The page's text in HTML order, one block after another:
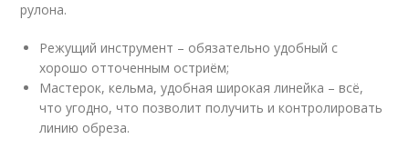
рулона.
Режущий инструмент – обязательно удобный с
хорошо отточенным остриём;
Мастерок, кельма, удобная широкая линейка – всё,
что угодно, что позволит получить и контролировать
линию обреза.